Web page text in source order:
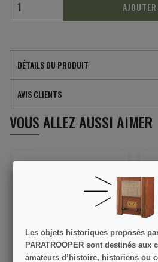
DÉTAILS DU PRODUIT
AVIS CLIENTS
VOUS ALLEZ AUSSI AIMER
Chemise en laine
Les objets historiques proposés
PARATROOPER sont destinés aux
amateurs d’histoire, historiens ou